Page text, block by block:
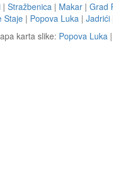
| Stražbenica | Makar | Grad
Staje | Popova Luka | Jadrići
karta slike: Popova Luka |